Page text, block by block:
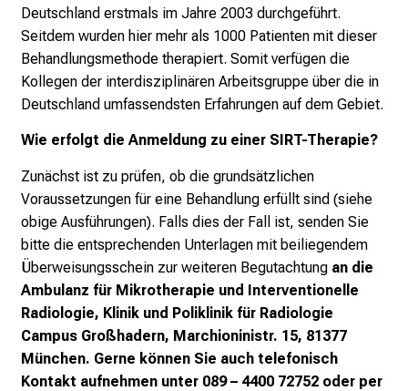
Deutschland erstmals im Jahre 2003 durchgeführt.
Seitdem wurden hier mehr als 1000 Patienten mit dieser
Behandlungsmethode therapiert. Somit verfügen die
Kollegen der interdisziplinären Arbeitsgruppe über die in
Deutschland umfassendsten Erfahrungen auf dem Gebiet.
Wie erfolgt die Anmeldung zu einer SIRT-Therapie?
Zunächst ist zu prüfen, ob die grundsätzlichen
Voraussetzungen für eine Behandlung erfüllt sind (siehe
obige Ausführungen). Falls dies der Fall ist, senden Sie
bitte die entsprechenden Unterlagen mit beiliegendem
Überweisungsschein zur weiteren Begutachtung an die
Ambulanz für Mikrotherapie und Interventionelle
Radiologie, Klinik und Poliklinik für Radiologie
Campus Großhadern, Marchioninistr. 15, 81377
München. Gerne können Sie auch telefonisch
Kontakt aufnehmen unter 089 – 4400 72752 oder per